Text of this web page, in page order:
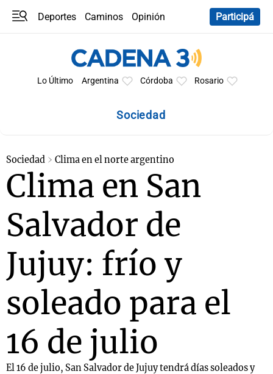
Deportes Caminos
Opinión
Participá
Lo Último Argentina Córdoba Rosario
Sociedad
Sociedad Clima en el norte argentino
Clima en San
Salvador de
Jujuy: frío y
soleado para el
16 de julio
El 16 de julio, San Salvador de Jujuy tendrá días soleados y